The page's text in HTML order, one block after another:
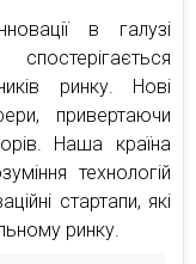
в галузі
ринку. Нові
привертаючи
Наша країна
технологій
стартапи, які
ринку.